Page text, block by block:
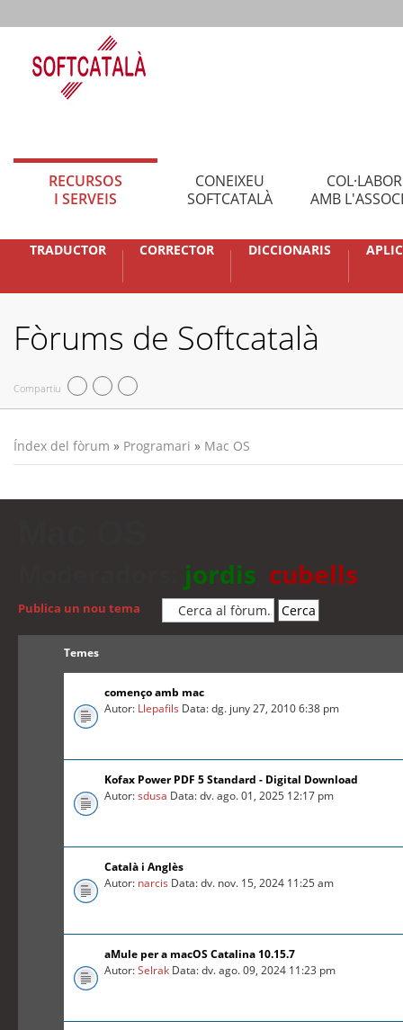
RECURSOS
I SERVEIS
CONEIXEU
SOFTCATALÀ
AMB
TRADUCTOR CORRECTOR DICCIONARIS
Fòrums de Softcatalà
Compartiu
Índex del fòrum » Programari » Mac OS
jordis cubells
Publica un nou tema
Temes
començo amb mac
Autor: Llepafils Data: dg. juny 27, 2010 6:38 pm
Kofax Power PDF 5 Standard - Digital Download
Autor:sdusa Data: dv. ago. 01, 2025 12:17 pm
Català i Anglès
Autor: narcis Data: dv. nov. 15, 2024 11:25 am
aMule per a macOS Catalina 10.15.7
Autor:Selrak Data: dv. ago. 09, 2024 11:23 pm